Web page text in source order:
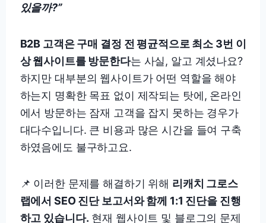
있을까?”
B2B 고객은 구매 결정 전 평균적으로 최소 3번 이
상 웹사이트를 방문한다는 사실, 알고 계셨나요?
하지만 대부분의 웹사이트가 어떤 역할을 해야
하는지 명확한 목표 없이 제작되는 탓에, 온라인
에서 방문하는 잠재 고객을 잡지 못하는 경우가
대다수입니다. 큰 비용과 많은 시간을 들여 구축
하였음에도 불구하고요.
📌 이러한 문제를 해결하기 위해 리캐치 그로스
랩에서 SEO 진단 보고서와 함께 1:1 진단을 진행
하고 있습니다. 현재 웹사이트 및 블로그의 문제